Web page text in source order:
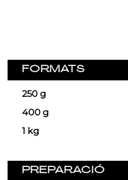
FORMATS
250 g
400 g
1 kg
PREPARACIÓ